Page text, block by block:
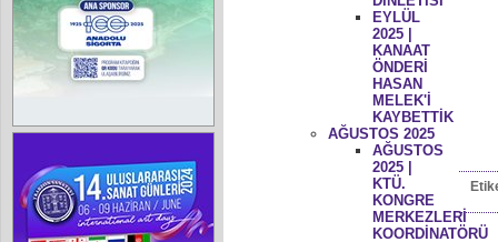
EYLÜL
2025 |
KANAAT
ÖNDERİ
HASAN
MELEK'İ
KAYBETTİK
AĞUSTOS 2025
AĞUSTOS
2025 |
KTÜ.
KONGRE
MERKEZLERİ
KOORDİNATÖRÜ